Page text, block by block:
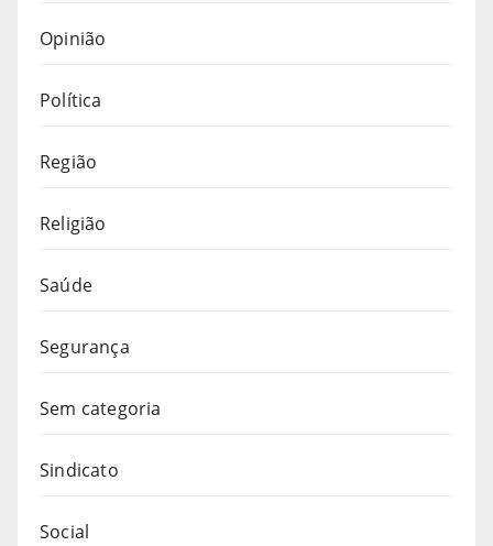
Opinião
Política
Região
Religião
Saúde
Segurança
Sem categoria
Sindicato
Social